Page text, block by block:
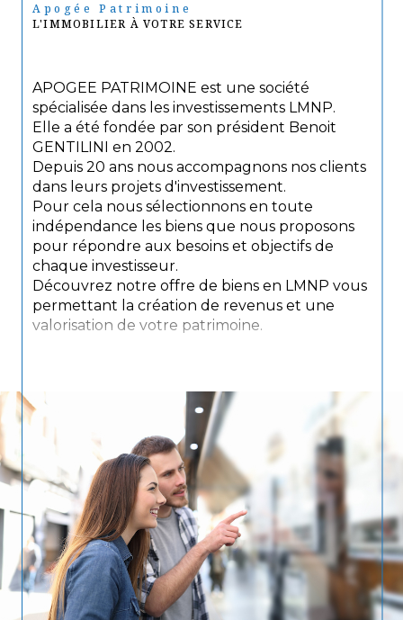
Apogée Patrimoine
L'IMMOBILIER À VOTRE SERVICE
APOGEE PATRIMOINE est une société
spécialisée dans les investissements LMNP.
Elle a été fondée par son président Benoit
GENTILINI en 2002.
Depuis 20 ans nous accompagnons nos clients
dans leurs projets d'investissement.
Pour cela nous sélectionnons en toute
indépendance les biens que nous proposons
pour répondre aux besoins et objectifs de
chaque investisseur.
Découvrez notre offre de biens en LMNP vous
permettant la création de revenus et une
valorisation de votre patrimoine.